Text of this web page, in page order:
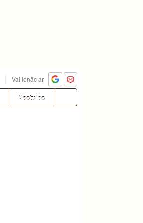
Vai ienāc ar
Vēstules